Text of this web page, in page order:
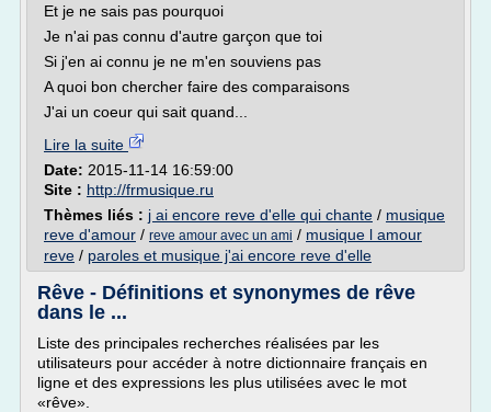
Et je ne sais pas pourquoi
Je n'ai pas connu d'autre garçon que toi
Si j'en ai connu je ne m'en souviens pas
A quoi bon chercher faire des comparaisons
J'ai un coeur qui sait quand...
Lire la suite
Date: 2015-11-14 16:59:00
Site : http://frmusique.ru
Thèmes liés : j ai encore reve d'elle qui chante / musique
reve d'amour / reve amour avec un ami / musique l amour
reve / paroles et musique j'ai encore reve d'elle
Rêve - Définitions et synonymes de rêve
dans le ...
Liste des principales recherches réalisées par les
utilisateurs pour accéder à notre dictionnaire français en
ligne et des expressions les plus utilisées avec le mot
«rêve».